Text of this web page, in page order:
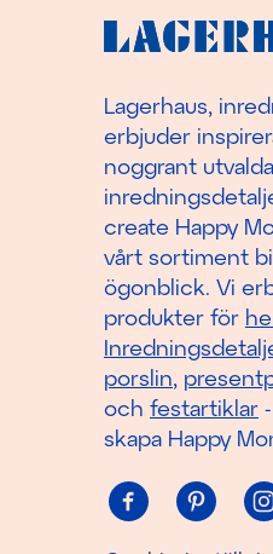
Lagerhaus,
erbjuder
noggrant
create Happy
vårt sortiment
ögonblick. Vi
produkter för
porslin,
och festartiklar
skapa Happy